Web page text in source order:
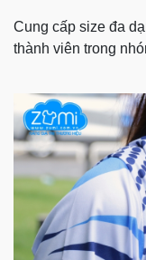
Cung cấp size đa
thành viên trong